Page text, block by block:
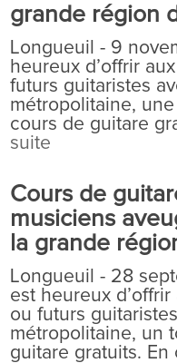
grande région
Longueuil - 9
heureux d’offrir
futurs guitaristes
métropolitaine,
cours de guitare
suite
Cours de
musiciens
la grande
Longueuil - 28
est heureux
ou futurs
métropolitaine, un
guitare gratuits. En